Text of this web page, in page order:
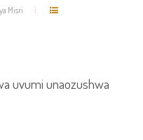
Misri
uvumi unaozushwa